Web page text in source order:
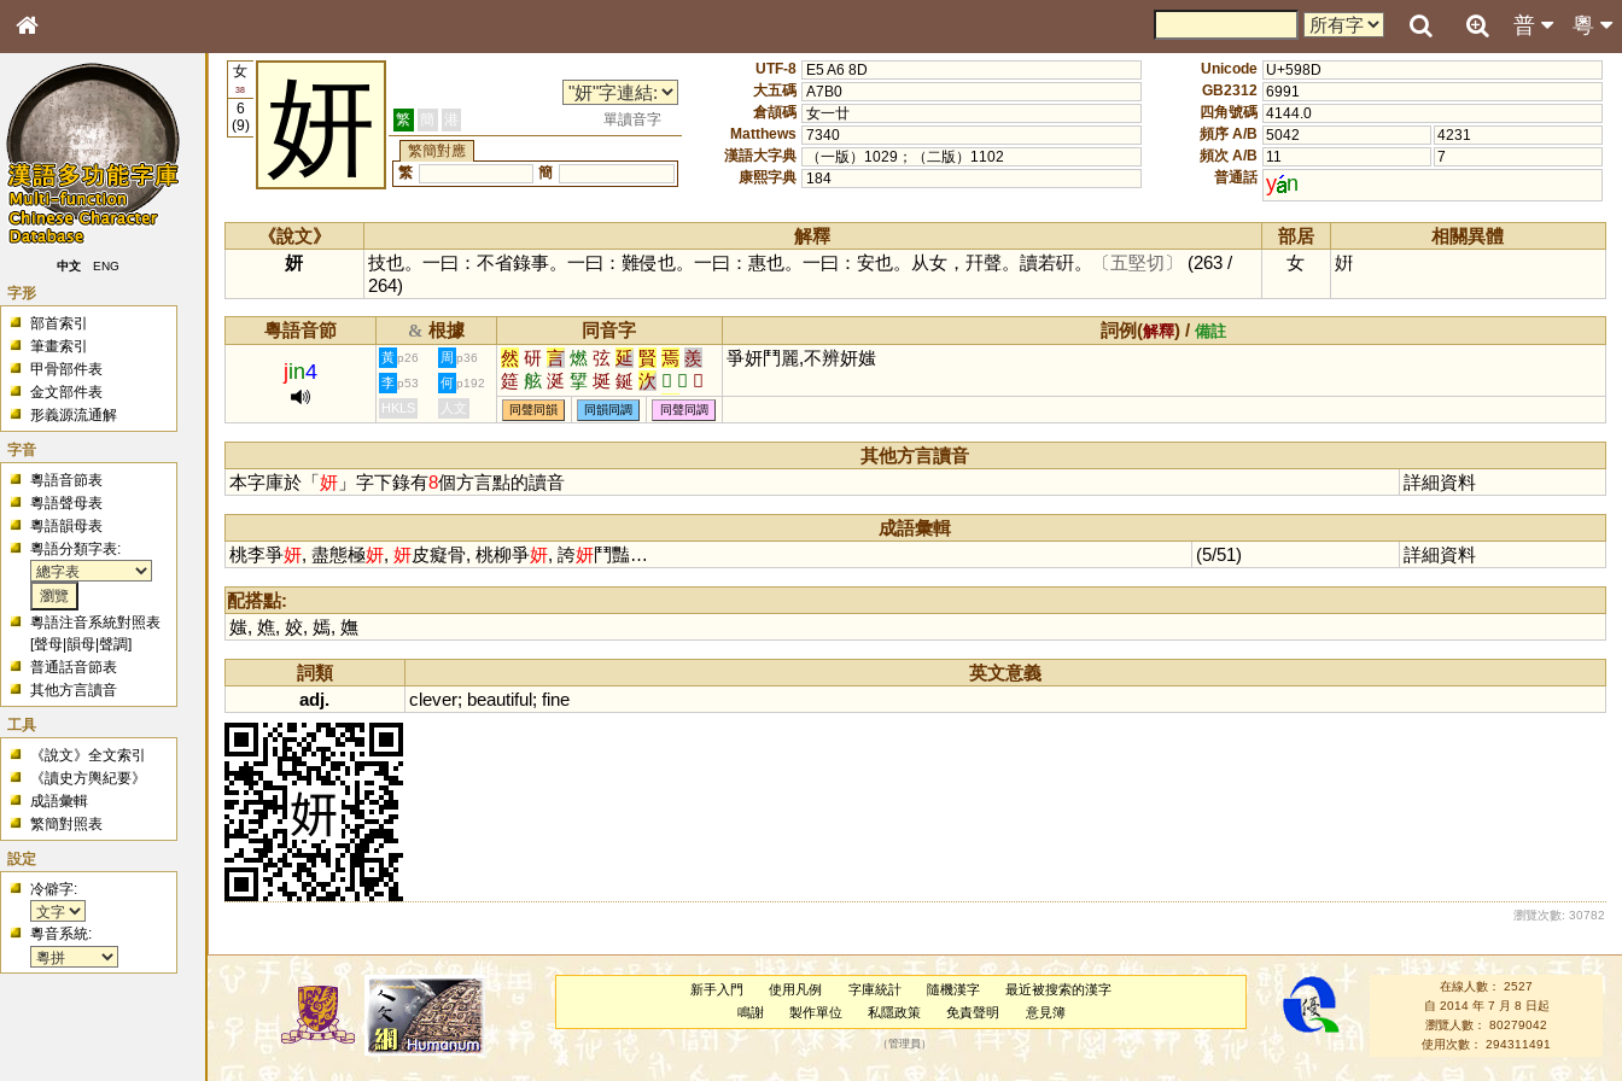
粵
普
中文 ENG
字形
部首索引
筆畫索引
甲骨部件表
金文部件表
形義源流通解
字音
粵語音節表
粵語聲母表
粵語韻母表
粵語分類字表:
粵語注音系統對照表
[聲母 |韻母 |聲調]
普通話音節表
其他方言讀音
工具
《說文》全文索引
《讀史方輿紀要》
成語彙輯
繁簡對照表
設定
冷僻字:
粵音系統:
女
38
6
(9)
妍 繁 簡 港
單讀音字
繁簡對應
繁
簡
UTF-8
E5 A6 8D
大五碼 A7B0
倉頡碼 女一廿
Matthews
7340
漢語大字典
（一版）1029；（二版）1102
康熙字典
184
Unicode U+598D
GB2312 6991
四角號碼 4144.0
頻序 A/B 5042
4231
頻次 A/B
11
7
普通話 y n
《說文》 解釋 部居
相關異體
妍
技也。一曰：不省錄事。一曰：難侵也。一曰：惠也。一曰：安也。从女，幵聲。讀若硏。 〔五堅切〕
(263 /
264)
女 姸
粵語音節 & 根據 同音字 詞例(解釋) /備註
jin4
黃 p26 周 p36 然 研 言 燃 弦 延 賢 焉 羨
筵 舷 涎 揅 埏 鋋 㳄 𣶜 𣶛 𣶙
㵪 玹 漹 橪 羡 娹 綖 妶 郔
蚿 莚 狿 娮 唌 胘 蜒 礥 絃
爭妍鬥麗,不辨妍媸
李 p53 何 p192
HKLS 人文 同聲同韻 同韻同調 同聲同調
其他方言讀音
本字庫於「妍」字下錄有8個方言點的讀音 詳細資料
成語彙輯
桃李爭妍, 盡態極妍, 妍皮癡骨, 桃柳爭妍, 誇妍鬥豔… (5/51) 詳細資料
配搭點:
媸, 嫶, 姣, 嫣, 嫵
詞類
英文意義
adj.
clever; beautiful; fine
瀏覽次數: 30782
新手入門 使用凡例 字庫統計 隨機漢字
最近被搜索的漢字
鳴謝
製作單位 私隱政策 免責聲明 意見簿
（管理員 ）
在線人數： 2527
自 2014 年 7 月 8 日起
瀏覽人數： 80279042
使用次數： 294311491